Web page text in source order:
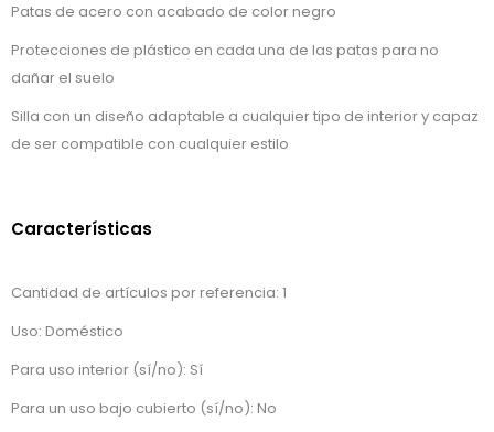
Patas de acero con acabado de color negro
Protecciones de plástico en cada una de las patas para no
dañar el suelo
Silla con un diseño adaptable a cualquier tipo de interior y capaz
de ser compatible con cualquier estilo
Características
Cantidad de artículos por referencia: 1
Uso: Doméstico
Para uso interior (sí/no): Sí
Para un uso bajo cubierto (sí/no): No